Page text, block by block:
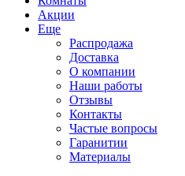
Акции
Еще
Распродажа
Доставка
О компании
Наши работы
Отзывы
Контакты
Частые вопросы
Гаранитии
Материалы